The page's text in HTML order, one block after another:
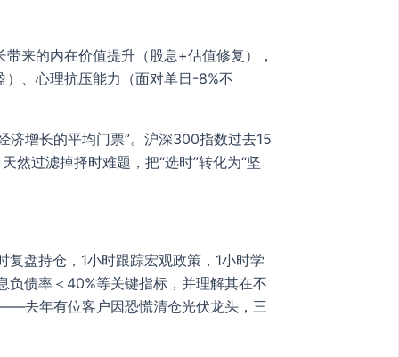
来的内在价值提升（股息+估值修复），
、心理抗压能力（面对单日-8%不
济增长的平均门票”。沪深300指数过去15
然过滤掉择时难题，把“选时”转化为“坚
盘持仓，1小时跟踪宏观政策，1小时学
负债率＜40%等关键指标，并理解其在不
去年有位客户因恐慌清仓光伏龙头，三